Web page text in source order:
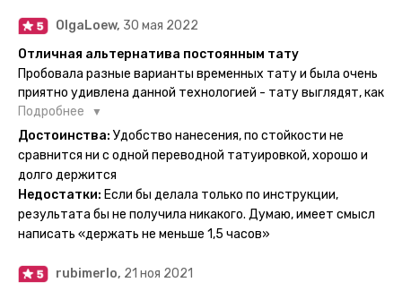
OlgaLoew, 30 мая 2022
Отличная альтернатива постоянным тату
Пробовала разные варианты временных тату и была очень
приятно удивлена данной технологией - тату выглядят, как
настоящие, и не тускнеют больше недели даже несмотря
на контакты с водой! На сайте очень большой выбор по
тематике и размерам, быстрая доставка. Заказывала сразу
очередного рисунка у меня на руке друзья до сих пор
каждый раз уточняют, временная ли тату или я всё-таки
решила себе что-то набить :) Т. к. если следовать
инструкции, то её действительно не отличить от
настоящей. Главное, не стараться перевести большую
тату на какой-то маленький участок кожи (например,
Подробнее
Достоинства: Удобство нанесения, по стойкости не
сравнится ни с одной переводной татуировкой, хорошо и
долго держится
Недостатки: Если бы делала только по инструкции,
результата бы не получила никакого. Думаю, имеет смысл
написать «держать не меньше 1,5 часов»
rubimerlo, 21 ноя 2021